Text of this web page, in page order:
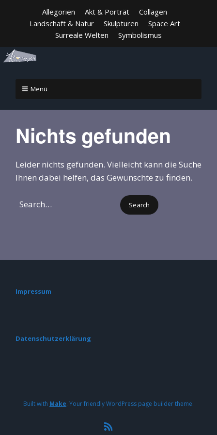
Allegorien Akt & Porträt
Collagen
Landschaft & Natur
Skulpturen
Space Art
Surreale Welten
Symbolismus
Menü
Nichts gefunden
Leider nichts gefunden. Vielleicht kann die Suche
Ihnen dabei helfen, das Gewünschte zu finden.
Impressum
Datenschutzerklärung
Built with Make. Your friendly WordPress page builder theme.